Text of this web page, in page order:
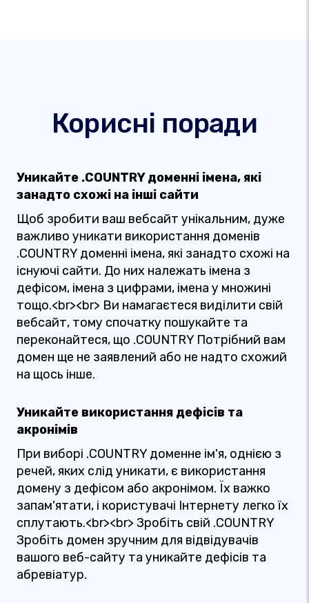
Корисні поради
Уникайте .COUNTRY доменні імена, які
занадто схожі на інші сайти
Щоб зробити ваш вебсайт унікальним, дуже
важливо уникати використання доменів
.COUNTRY доменні імена, які занадто схожі на
існуючі сайти. До них належать імена з
дефісом, імена з цифрами, імена у множині
тощо.<br><br> Ви намагаєтеся виділити свій
вебсайт, тому спочатку пошукайте та
переконайтеся, що .COUNTRY Потрібний вам
домен ще не заявлений або не надто схожий
на щось інше.
Уникайте використання дефісів та
акронімів
При виборі .COUNTRY доменне ім'я, однією з
речей, яких слід уникати, є використання
домену з дефісом або акронімом. Їх важко
запам'ятати, і користувачі Інтернету легко їх
сплутають.<br><br> Зробіть свій .COUNTRY
Зробіть домен зручним для відвідувачів
вашого веб-сайту та уникайте дефісів та
абревіатур.